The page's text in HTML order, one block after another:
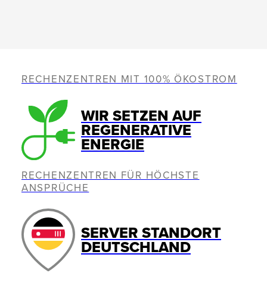
RECHENZENTREN MIT 100% ÖKOSTROM
WIR SETZEN AUF
REGENERATIVE
ENERGIE
RECHENZENTREN FÜR HÖCHSTE
ANSPRÜCHE
SERVER STANDORT
DEUTSCHLAND